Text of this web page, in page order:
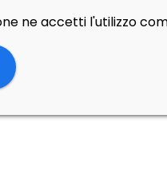
ne accetti l'utilizzo